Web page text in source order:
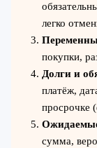
легко
покупки,
Долги и
платёж,
просрочке
сумма,